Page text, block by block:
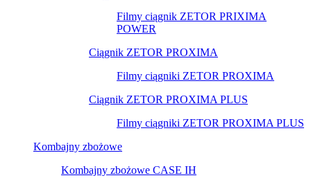
Filmy ciągnik ZETOR PRIXIMA
POWER
Ciągnik ZETOR PROXIMA
Filmy ciągniki ZETOR PROXIMA
Ciągnik ZETOR PROXIMA PLUS
Filmy ciągniki ZETOR PROXIMA PLUS
Kombajny zbożowe
Kombajny zbożowe CASE IH